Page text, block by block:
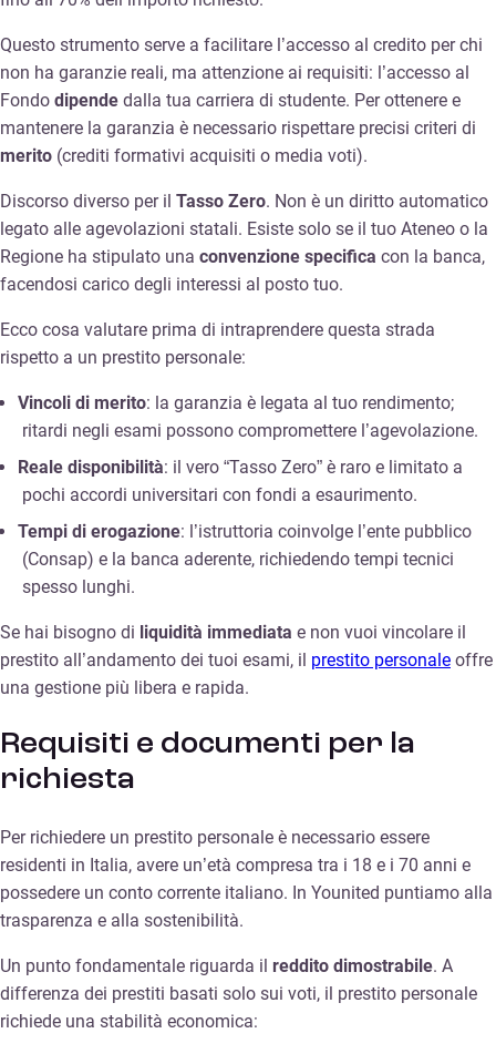
Questo strumento serve a facilitare l’accesso al credito per chi
non ha garanzie reali, ma attenzione ai requisiti: l’accesso al
Fondo dipende dalla tua carriera di studente. Per ottenere e
mantenere la garanzia è necessario rispettare precisi criteri di
merito (crediti formativi acquisiti o media voti).
Discorso diverso per il Tasso Zero. Non è un diritto automatico
legato alle agevolazioni statali. Esiste solo se il tuo Ateneo o la
Regione ha stipulato una convenzione specifica con la banca,
facendosi carico degli interessi al posto tuo.
Ecco cosa valutare prima di intraprendere questa strada
rispetto a un prestito personale:
Vincoli di merito: la garanzia è legata al tuo rendimento;
ritardi negli esami possono compromettere l’agevolazione.
Reale disponibilità: il vero “Tasso Zero” è raro e limitato a
pochi accordi universitari con fondi a esaurimento.
Tempi di erogazione: l’istruttoria coinvolge l’ente pubblico
(Consap) e la banca aderente, richiedendo tempi tecnici
spesso lunghi.
Se hai bisogno di liquidità immediata e non vuoi vincolare il
prestito all’andamento dei tuoi esami, il prestito personale offre
una gestione più libera e rapida.
Requisiti e documenti per la
richiesta
Per richiedere un prestito personale è necessario essere
residenti in Italia, avere un’età compresa tra i 18 e i 70 anni e
possedere un conto corrente italiano. In Younited puntiamo alla
trasparenza e alla sostenibilità.
Un punto fondamentale riguarda il reddito dimostrabile. A
differenza dei prestiti basati solo sui voti, il prestito personale
richiede una stabilità economica: